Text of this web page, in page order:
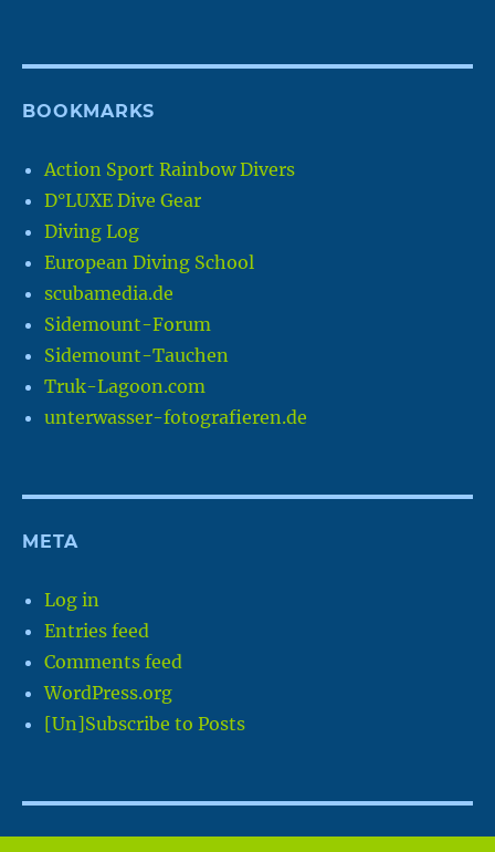
BOOKMARKS
Action Sport Rainbow Divers
D°LUXE Dive Gear
Diving Log
European Diving School
scubamedia.de
Sidemount-Forum
Sidemount-Tauchen
Truk-Lagoon.com
unterwasser-fotografieren.de
META
Log in
Entries feed
Comments feed
WordPress.org
[Un]Subscribe to Posts